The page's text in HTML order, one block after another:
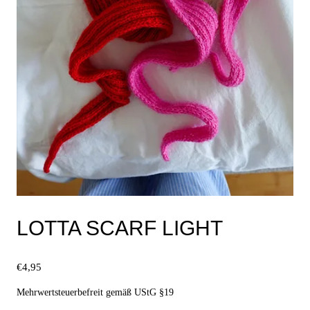
LOTTA SCARF LIGHT
€4,95
Mehrwertsteuerbefreit gemäß UStG §19